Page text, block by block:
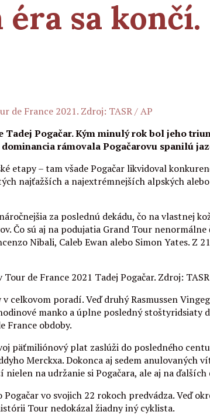
éra sa
de France 2021. Zdroj: TASR / AP
Tadej Pogačar. Kým minulý rok bol jeho
rámovala Pogačarovu spanilú
etapy – tam všade Pogačar likvidoval
najťažších a najextrémnejších alpských
za poslednú dekádu, čo na vlastnej
Čo sú aj na podujatia Grand Tour
Nibali, Caleb Ewan alebo Simon Yates.
de France 2021 Tadej Pogačar. Zdroj:
v celkovom poradí. Veď druhý Rasmussen
manko a úplne posledný
France obdoby.
päťmiliónový plat zaslúži do posledného
Merckxa. Dokonca aj sedem
na udržanie si Pogačara, ale aj na
vo svojich 22 rokoch predvádza. Veď
Tour nedokázal žiadny iný cyklista.